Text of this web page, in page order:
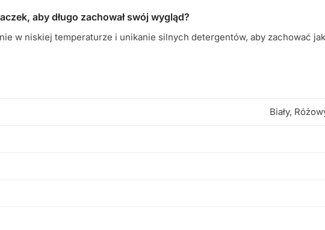
aby długo zachował swój wygląd?
w niskiej temperaturze i unikanie silnych detergentów, aby zachować
Biały,